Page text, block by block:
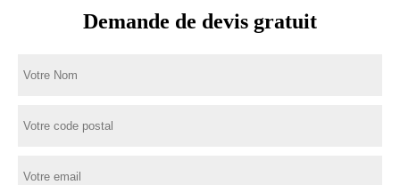
Demande de devis gratuit